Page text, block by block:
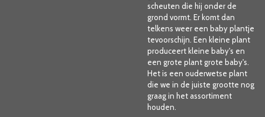
scheuten die hij onder de
grond vormt. Er komt dan
telkens weer een baby plantje
tevoorschijn. Een kleine plant
produceert kleine baby's en
een grote plant grote baby's.
Het is een ouderwetse plant
die we in de juiste grootte nog
graag in het assortiment
houden.